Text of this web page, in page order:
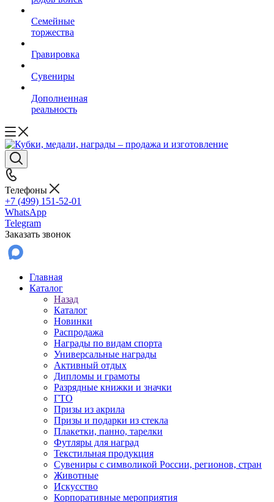
Семейные
торжества
Гравировка
Сувениры
Дополненная
реальность
Телефоны
+7 (499) 151-52-01
WhatsApp
Telegram
Заказать звонок
Главная
Каталог
Назад
Каталог
Новинки
Распродажа
Награды по видам спорта
Универсальные награды
Активный отдых
Дипломы и грамоты
Разрядные книжки и значки
ГТО
Призы из акрила
Призы и подарки из стекла
Плакетки, панно, тарелки
Футляры для наград
Текстильная продукция
Сувениры с символикой России, регионов, стран
Животные
Искусство
Корпоративные мероприятия